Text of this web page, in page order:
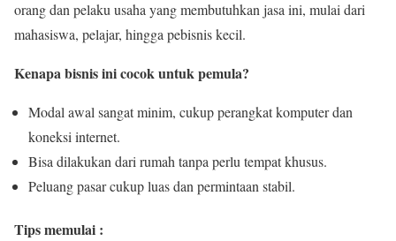
orang dan pelaku usaha yang membutuhkan jasa ini, mulai dari
mahasiswa, pelajar, hingga pebisnis kecil.
Kenapa bisnis ini cocok untuk pemula?
Modal awal sangat minim, cukup perangkat komputer dan
koneksi internet.
Bisa dilakukan dari rumah tanpa perlu tempat khusus.
Peluang pasar cukup luas dan permintaan stabil.
Tips memulai :